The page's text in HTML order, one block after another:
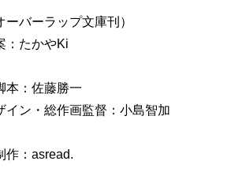
バーラップ文庫刊）
：たかやKi
本：佐藤勝一
イン・総作画監督：小島智加
作：asread.